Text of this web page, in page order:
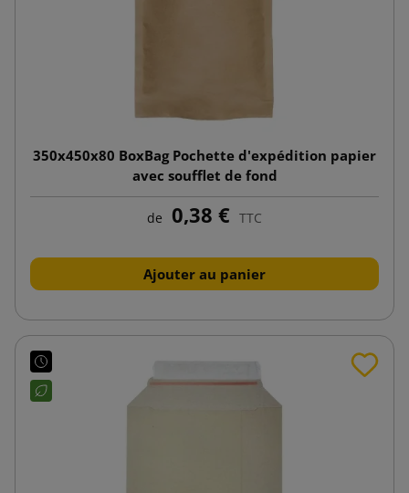
350x450x80 BoxBag Pochette d'expédition papier
avec soufflet de fond
de 0,38 € TTC
Ajouter au panier